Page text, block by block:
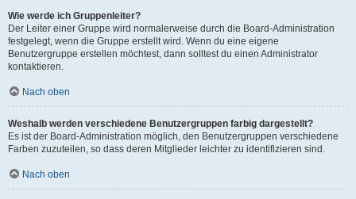
Wie werde ich Gruppenleiter?
Der Leiter einer Gruppe wird normalerweise durch die Board-Administration
festgelegt, wenn die Gruppe erstellt wird. Wenn du eine eigene
Benutzergruppe erstellen möchtest, dann solltest du einen Administrator
kontaktieren.
Nach oben
Weshalb werden verschiedene Benutzergruppen farbig dargestellt?
Es ist der Board-Administration möglich, den Benutzergruppen verschiedene
Farben zuzuteilen, so dass deren Mitglieder leichter zu identifizieren sind.
Nach oben